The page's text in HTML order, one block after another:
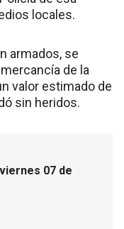
locales.
armados, se
de la
valor estimado de
sin heridos.
07 de